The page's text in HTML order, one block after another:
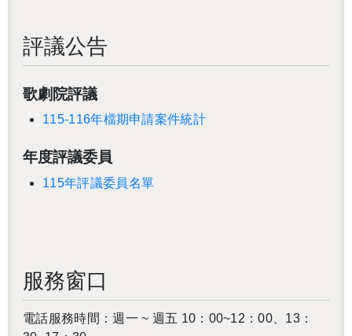
評議公告
歌劇院評議
115-116年檔期申請案件統計
年度評議委員
115年評議委員名單
服務窗口
電話服務時間：週一 ~ 週五 10：00~12：00、13：